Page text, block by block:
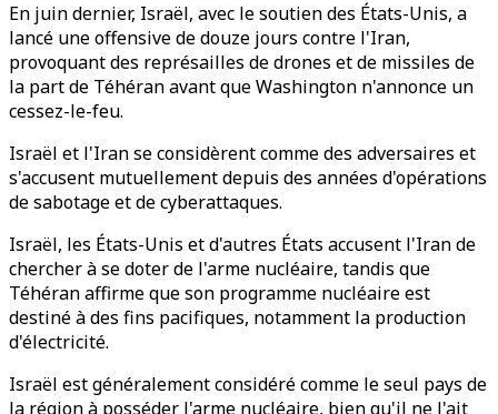
En juin dernier, Israël, avec le soutien des États-Unis, a
lancé une offensive de douze jours contre l'Iran,
provoquant des représailles de drones et de missiles de
la part de Téhéran avant que Washington n'annonce un
cessez-le-feu.
Israël et l'Iran se considèrent comme des adversaires et
s'accusent mutuellement depuis des années d'opérations
de sabotage et de cyberattaques.
Israël, les États-Unis et d'autres États accusent l'Iran de
chercher à se doter de l'arme nucléaire, tandis que
Téhéran affirme que son programme nucléaire est
destiné à des fins pacifiques, notamment la production
d'électricité.
Israël est généralement considéré comme le seul pays de
la région à posséder l'arme nucléaire, bien qu'il ne l'ait